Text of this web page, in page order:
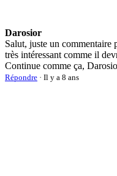
Darosior
Salut, juste un commentaire
très intéressant comme il
Continue comme ça,
Répondre · Il y a 8 ans